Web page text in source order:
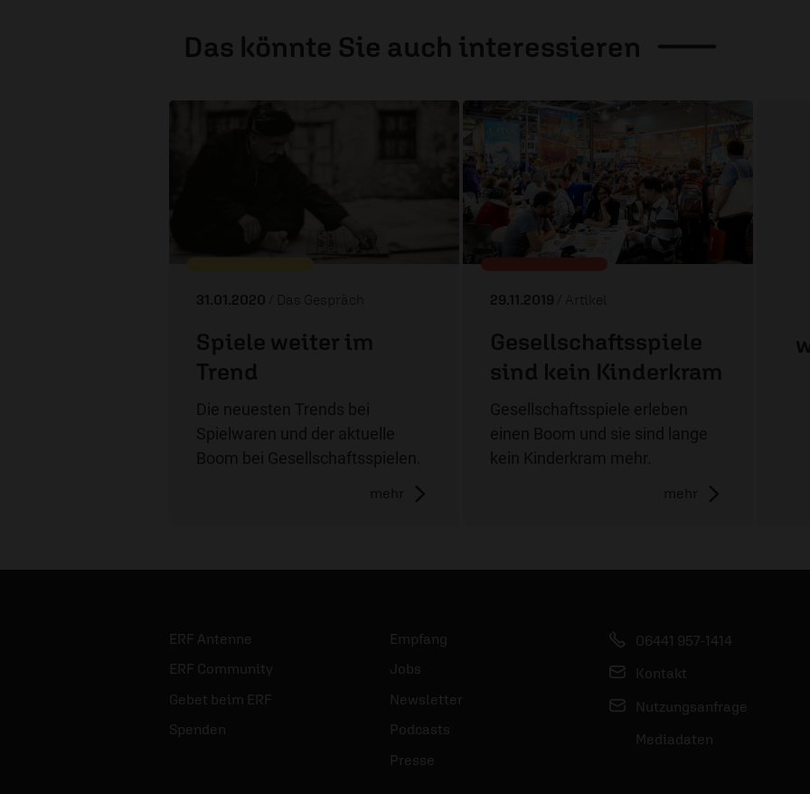
Das könnte Sie auch interessieren
31.01.2020 / Das Gespräch
Spiele weiter im
Trend
Die neuesten Trends bei
Spielwaren und der aktuelle
Boom bei Gesellschaftsspielen.
mehr
29.11.2019 / Artikel
Gesellschaftsspiele
sind kein Kinderkram
Gesellschaftsspiele erleben
einen Boom und sie sind lange
kein Kinderkram mehr.
mehr
ERF Antenne
ERF Community
Gebet beim ERF
Spenden
Empfang
Jobs
Newsletter
Podcasts
Presse
06441 957-1414
Kontakt
Nutzungsanfrage
Mediadaten